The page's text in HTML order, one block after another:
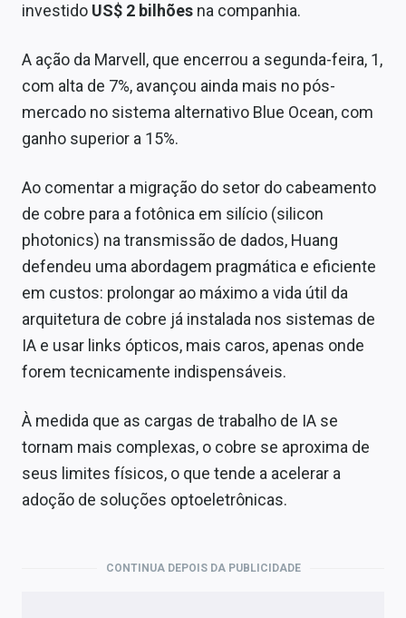
investido US$ 2 bilhões na companhia.
A ação da Marvell, que encerrou a segunda-feira, 1,
com alta de 7%, avançou ainda mais no pós-
mercado no sistema alternativo Blue Ocean, com
ganho superior a 15%.
Ao comentar a migração do setor do cabeamento
de cobre para a fotônica em silício (silicon
photonics) na transmissão de dados, Huang
defendeu uma abordagem pragmática e eficiente
em custos: prolongar ao máximo a vida útil da
arquitetura de cobre já instalada nos sistemas de
IA e usar links ópticos, mais caros, apenas onde
forem tecnicamente indispensáveis.
À medida que as cargas de trabalho de IA se
tornam mais complexas, o cobre se aproxima de
seus limites físicos, o que tende a acelerar a
adoção de soluções optoeletrônicas.
CONTINUA DEPOIS DA PUBLICIDADE